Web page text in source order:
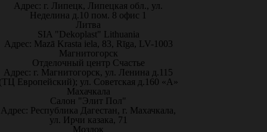
Адрес: г. Липецк, Липецкая обл., ул.
Неделина д.10 пом. 8 офис 1
Литва
SIA "Dekoplast" Lithuania
Адрес: Mazā Krasta iela, 83, Rīga, LV-1003
Магнитогорск
Отделочный центр Счастье
Адрес: г. Магнитогорск, ул. Ленина д.115
Европейский); ул. Советская д.160 «А»
Махачкала
Салон "Элит Пол"
Адрес: Республика Дагестан, г. Махачкала,
ул. Ирчи казака, 71
Моздок